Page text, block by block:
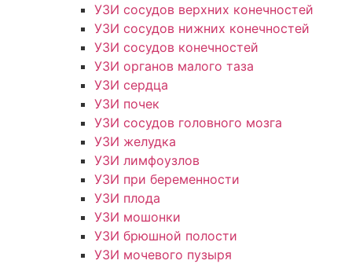
УЗИ сосудов верхних конечностей
УЗИ сосудов нижних конечностей
УЗИ сосудов конечностей
УЗИ органов малого таза
УЗИ сердца
УЗИ почек
УЗИ сосудов головного мозга
УЗИ желудка
УЗИ лимфоузлов
УЗИ при беременности
УЗИ плода
УЗИ мошонки
УЗИ брюшной полости
УЗИ мочевого пузыря